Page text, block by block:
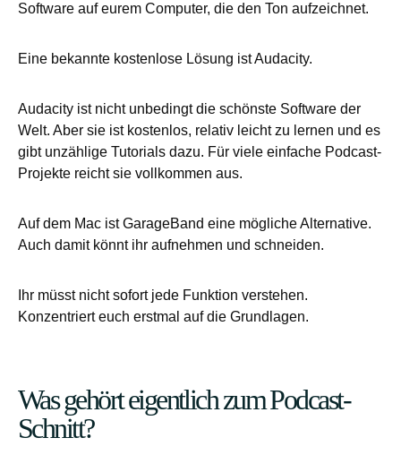
Software auf eurem Computer, die den Ton aufzeichnet.
Eine bekannte kostenlose Lösung ist Audacity.
Audacity ist nicht unbedingt die schönste Software der
Welt. Aber sie ist kostenlos, relativ leicht zu lernen und es
gibt unzählige Tutorials dazu. Für viele einfache Podcast-
Projekte reicht sie vollkommen aus.
Auf dem Mac ist GarageBand eine mögliche Alternative.
Auch damit könnt ihr aufnehmen und schneiden.
Ihr müsst nicht sofort jede Funktion verstehen.
Konzentriert euch erstmal auf die Grundlagen.
Was gehört eigentlich zum Podcast-
Schnitt?